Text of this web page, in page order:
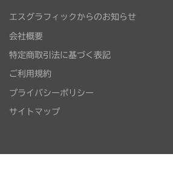
エスグラフィックからのお知らせ
会社概要
特定商取引法に基づく表記
ご利用規約
プライバシーポリシー
サイトマップ